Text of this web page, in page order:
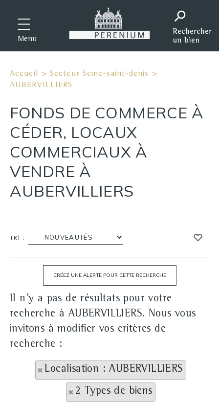
Menu
Accueil >Secteur Seine-saint-denis >
AUBERVILLIERS
FONDS DE COMMERCE À
CÉDER, LOCAUX
COMMERCIAUX À
VENDRE À
AUBERVILLIERS
TRI :
Il n'y a pas de résultats pour votre
recherche à AUBERVILLIERS. Nous vous
invitons à modifier vos critères de
recherche :
Localisation : AUBERVILLIERS
2 Types de biens